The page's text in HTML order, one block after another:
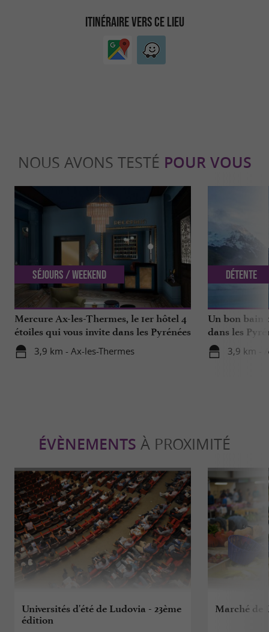
ITINÉRAIRE VERS CE LIEU
NOUS AVONS TESTÉ POUR VOUS
Mercure Ax-les-Thermes, le 1er hôtel 4
étoiles qui vous invite dans les Pyrénées
3,9 km - Ax-les-Thermes
Séjours / Weekend
Un bon bain
dans les
3,9 km -
Détente
ÉVÈNEMENTS À PROXIMITÉ
Universités d'été de Ludovia - 23ème
édition
Marché de